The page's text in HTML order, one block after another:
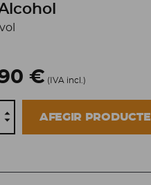
€ (IVA incl.)
AFEGIR PRODUCTE